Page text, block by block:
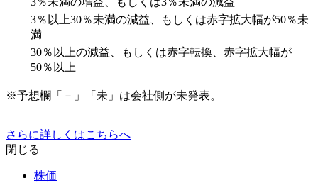
3％以上30％未満の減益、もしくは赤字拡大幅が50％未
満
30％以上の減益、もしくは赤字転換、赤字拡大幅が
50％以上
※予想欄「－」「未」は会社側が未発表。
さらに詳しくはこちらへ
閉じる
株価